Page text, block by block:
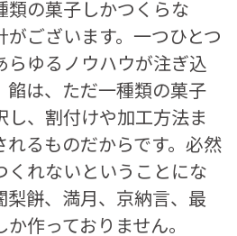
類の菓子しかつくらな
ございます。一つひとつ
らゆるノウハウが注ぎ込
餡は、ただ一種類の菓子
し、割付けや加工方法ま
るものだからです。必然
くれないということにな
梨餅、満月、京納言、最
作っておりません。